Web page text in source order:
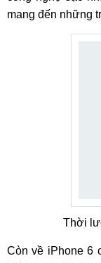
mang đến những
Thời
Còn về iPhone 6